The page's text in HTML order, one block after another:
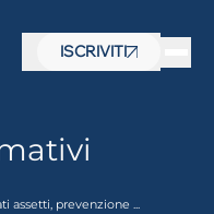
ISCRIVITI
assetti, prevenzione ...